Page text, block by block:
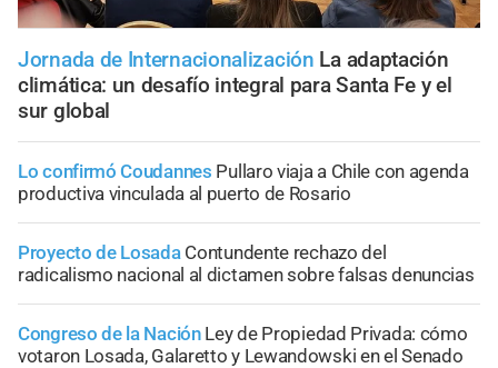
Jornada de Internacionalización La adaptación
climática: un desafío integral para Santa Fe y el
sur global
Lo confirmó Coudannes Pullaro viaja a Chile con agenda
productiva vinculada al puerto de Rosario
Proyecto de Losada Contundente rechazo del
radicalismo nacional al dictamen sobre falsas denuncias
Congreso de la Nación Ley de Propiedad Privada: cómo
votaron Losada, Galaretto y Lewandowski en el Senado